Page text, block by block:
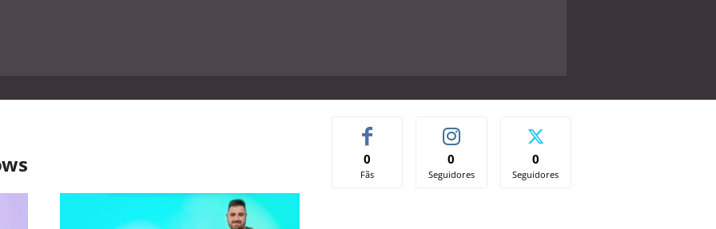
0
Fãs
0
Seguidores
0
Seguidores